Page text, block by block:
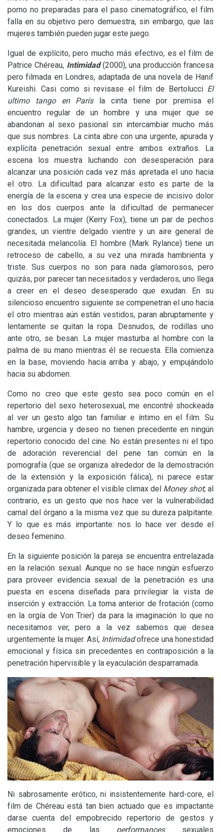
porno no preparadas para el paso cinematográfico, el film
falla en su objetivo pero demuestra, sin embargo, que las
mujeres también pueden jugar este juego.
Igual de explícito, pero mucho más efectivo, es el film de
Patrice Chéreau, Intimidad(2000), una producción francesa
pero filmada en Londres, adaptada de una novela de Hanif
Kureishi. Casi como si revisase el film de Bertolucci El
ultimo tango en Parísla cinta tiene por premisa el
encuentro regular de un hombre y una mujer que se
abandonan al sexo pasional sin intercambiar mucho más
que sus nombres. La cinta abre con una urgente, apurada y
explícita penetración sexual entre ambos extraños. La
escena los muestra luchando con desesperación para
alcanzar una posición cada vez más apretada el uno hacia
el otro. La dificultad para alcanzar esto es parte de la
energía de la escena y crea una especie de incisivo dolor
en los dos cuerpos ante la dificultad de permanecer
conectados. La mujer (Kerry Fox), tiene un par de pechos
grandes, un vientre delgado vientre y un aire general de
necesitada melancolía. El hombre (Mark Rylance) tiene un
retroceso de cabello, a su vez una mirada hambrienta y
triste. Sus cuerpos no son para nada glamorosos, pero
quizás, por parecer tan necesitados y verdaderos, uno llega
a creer en el deseo desesperado que exudan. En su
silencioso encuentro siguiente se compenetran el uno hacia
el otro mientras aún están vestidos, paran abruptamente y
lentamente se quitan la ropa. Desnudos, de rodillas uno
ante otro, se besan. La mujer masturba al hombre con la
palma de su mano mientras él se recuesta. Ella comienza
en la base, moviendo hacia arriba y abajo, y empujándolo
hacia su abdomen.
Como no creo que este gesto sea poco común en el
repertorio del sexo heterosexual, me encontré shockeada
al ver un gesto algo tan familiar e íntimo en el film. Su
hambre, urgencia y deseo no tienen precedente en ningún
repertorio conocido del cine. No están presentes ni el tipo
de adoración reverencial del pene tan común en la
pornografía (que se organiza alrededor de la demostración
de la extensión y la exposición fálica), ni parece estar
organizada para obtener el visible climax del Money shot; al
contrario, es un gesto que nos hace ver la vulnerabilidad
carnal del órgano a la misma vez que su dureza palpitante.
Y lo que es más importante: nos lo hace ver desde el
deseo femenino.
En la siguiente posición la pareja se encuentra entrelazada
en la relación sexual. Aunque no se hace ningún esfuerzo
para proveer evidencia sexual de la penetración es una
puesta en escena diseñada para privilegiar la vista de
inserción y extracción. La toma anterior de frotación (como
en la orgía de Von Trier) da para la imaginación lo que no
necesitamos ver, pero a la vez sabemos que desea
urgentemente la mujer. Así, Intimidadofrece una honestidad
emocional y física sin precedentes en contraposición a la
penetración hipervisible y la eyaculación desparramada.
Ni sabrosamente erótico, ni insistentemente hard-core, el
film de Chéreau está tan bien actuado que es impactante
darse cuenta del empobrecido repertorio de gestos y
emociones de las performancessexuales